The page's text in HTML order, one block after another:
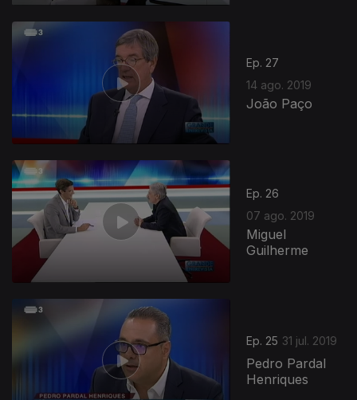
Ep. 27
14 ago. 2019
João Paço
Ep. 26
07 ago. 2019
Miguel
Guilherme
Ep. 25 31 jul. 2019
Pedro Pardal
Henriques